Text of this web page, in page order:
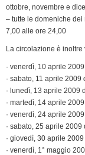
ottobre, novembre e
– tutte le domeniche
7,00 alle ore 24,00
La circolazione è inoltre
· venerdì, 10 aprile
· sabato, 11 aprile
· lunedì, 13 aprile 2009
· martedì, 14 aprile
· venerdì, 24 aprile
· sabato, 25 aprile
· giovedì, 30 aprile
· venerdì, 1° maggio